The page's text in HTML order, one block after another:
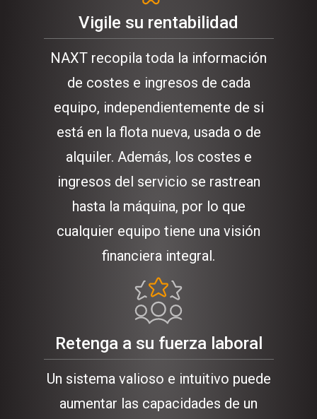
Vigile su rentabilidad
NAXT recopila toda la información
de costes e ingresos de cada
equipo, independientemente de si
está en la flota nueva, usada o de
alquiler. Además, los costes e
ingresos del servicio se rastrean
hasta la máquina, por lo que
cualquier equipo tiene una visión
financiera integral.
Retenga a su fuerza laboral
Un sistema valioso e intuitivo puede
aumentar las capacidades de un